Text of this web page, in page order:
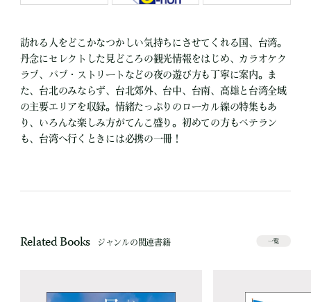
訪れる人をどこかなつかしい気持ちにさせてくれる国、台湾。
丹念にセレクトした見どころの観光情報をはじめ、カラオケク
ラブ、パブ・ストリートなどの夜の遊び方も丁寧に案内。ま
た、台北のみならず、台北郊外、台中、台南、高雄と台湾全域
の主要エリアを収録。情緒たっぷりのローカル線の特集もあ
り、いろんな楽しみ方がてんこ盛り。初めての方もベテラン
も、台湾へ行くときには必携の一冊！
Related Books ジャンルの関連書籍 一覧